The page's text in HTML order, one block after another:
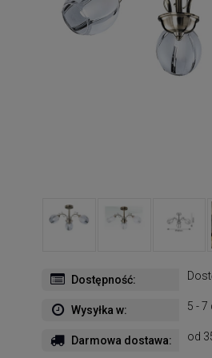
Dostępność:
Wysyłka w: 5 - 7
Darmowa dostawa: od